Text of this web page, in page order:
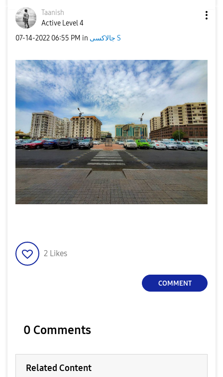
Taanish
Active Level 4
‎07-14-2022 06:55 PM in جالاكسى S
2 Likes
COMMENT
0 Comments
Related Content